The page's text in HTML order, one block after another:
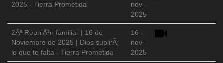
2025 - Tierra Prometida
nov -
2025
2Âª ReuniÃ³n familiar | 16 de
Noviembre de 2025 | Dios suplirÃ¡
lo que te falta - Tierra Prometida
16 -
nov -
2025